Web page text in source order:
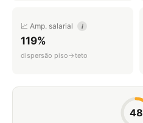
📈 Amp. salarial i
119%
dispersão piso→teto
48